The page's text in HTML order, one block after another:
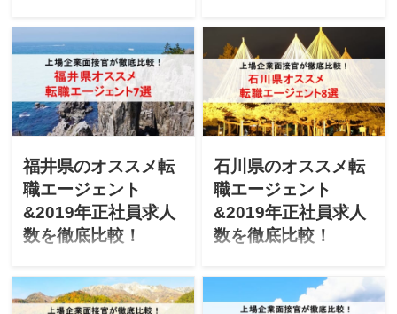
たい」「滋賀にUターン転職
したいけど不安」と悩んで
ませんか？上場企業の面接
官が「滋賀県のオススメ転
職エージェント」「最新
2019年エージェントごとの
します！
福井県のオススメ転
職エージェント
&2019年正社員求人
数を徹底比較！
たい」「福井にUターン転職
したいけど不安」と悩んで
石川県のオススメ転
職エージェント
&2019年正社員求人
数を徹底比較！
たい」「石川にUターン転職
したいけど不安」と悩んで